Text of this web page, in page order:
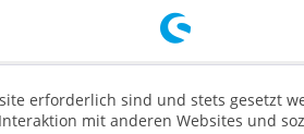
erforderlich sind und stets gesetzt
mit anderen Websites und